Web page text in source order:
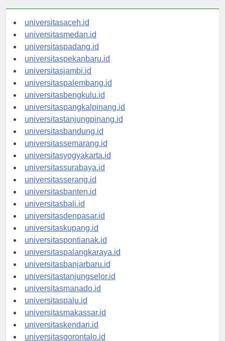
universitasaceh.id
universitasmedan.id
universitaspadang.id
universitaspekanbaru.id
universitasjambi.id
universitaspalembang.id
universitasbengkulu.id
universitaspangkalpinang.id
universitastanjungpinang.id
universitasbandung.id
universitassemarang.id
universitasyogyakarta.id
universitassurabaya.id
universitasserang.id
universitasbanten.id
universitasbali.id
universitasdenpasar.id
universitaskupang.id
universitaspontianak.id
universitaspalangkaraya.id
universitasbanjarbaru.id
universitastanjungselor.id
universitasmanado.id
universitaspalu.id
universitasmakassar.id
universitaskendari.id